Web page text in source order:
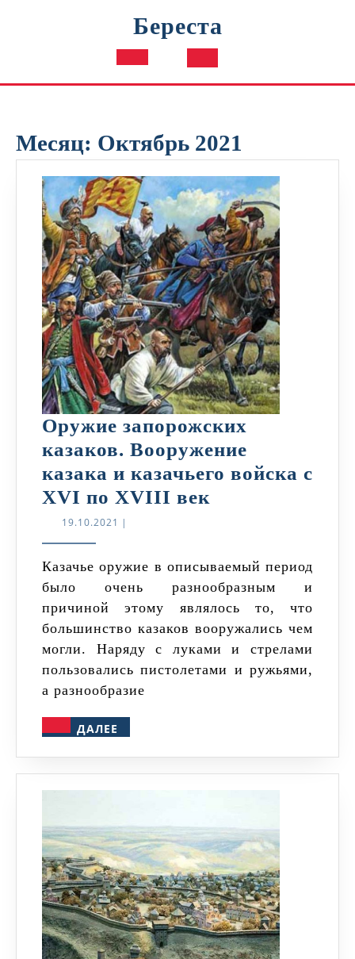
Береста
Кнопка
Месяц: Октябрь 2021
Оружие запорожских
казаков. Вооружение
казака и казачьего войска с
XVI по XVIII век
Вооружение
казака
и
казачьего
войска
XVIII
19.10.2021 19.10.2021
|
Казачье оружие в описываемый период
было очень разнообразным и
причиной этому являлось то, что
большинство казаков вооружались чем
могли. Наряду с луками и стрелами
пользовались пистолетами и ружьями,
а разнообразие
ДАЛЕЕ